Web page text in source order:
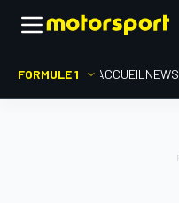
FORMULE 1 ACCUEIL NEWS